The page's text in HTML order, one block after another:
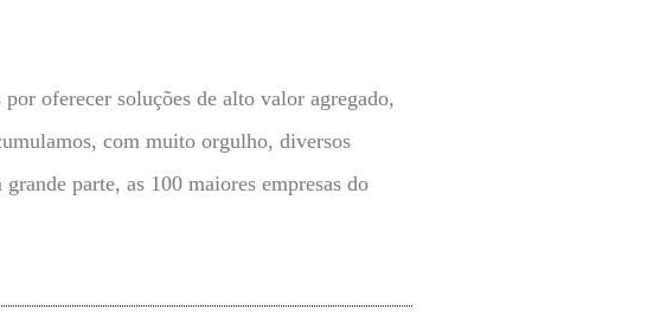
oferecer soluções de alto valor agregado,
com muito orgulho, diversos
parte, as 100 maiores empresas do